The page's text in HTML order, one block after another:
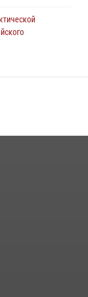
преступлений
деятельность
интим-